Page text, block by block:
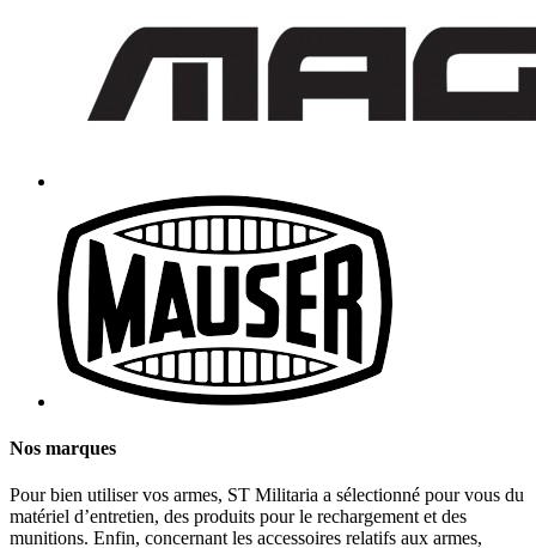
Nos marques
Pour bien utiliser vos armes, ST Militaria a sélectionné pour vous du
matériel d’entretien, des produits pour le rechargement et des
munitions. Enfin, concernant les accessoires relatifs aux armes,